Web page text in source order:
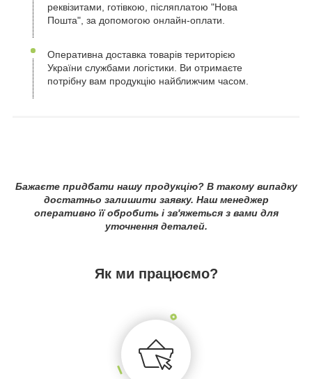
реквізитами, готівкою, післяплатою "Нова
Пошта", за допомогою онлайн-оплати.
Оперативна доставка товарів територією
України службами логістики. Ви отримаєте
потрібну вам продукцію найближчим часом.
Бажаєте придбати нашу продукцію? В такому випадку
достатньо залишити заявку. Наш менеджер
оперативно її обробить і зв'яжеться з вами для
уточнення деталей.
Як ми працюємо?